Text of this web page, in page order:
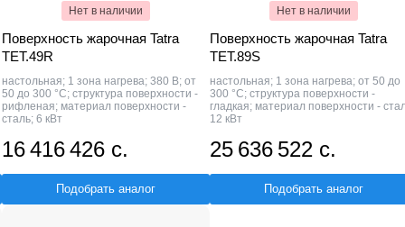
Нет в наличии
Поверхность жарочная Tatra
TET.49R
настольная; 1 зона нагрева; 380 В; от
50 до 300 °С; структура поверхности -
рифленая; материал поверхности -
сталь; 6 кВт
16 416 426 с.
Подобрать аналог
Нет в наличии
Поверхность жарочная Tatra
TET.89S
настольная; 1 зона нагрева; от 50 до
300 °С; структура поверхности -
гладкая; материал поверхности -
12 кВт
25 636 522 с.
Подобрать аналог